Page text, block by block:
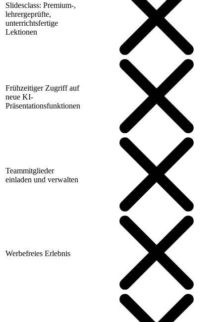
Slidesclass: Premium-,
lehrergeprüfte,
unterrichtsfertige
Lektionen
Frühzeitiger Zugriff auf
neue KI-
Präsentationsfunktionen
Teammitglieder
einladen und verwalten
Werbefreies Erlebnis